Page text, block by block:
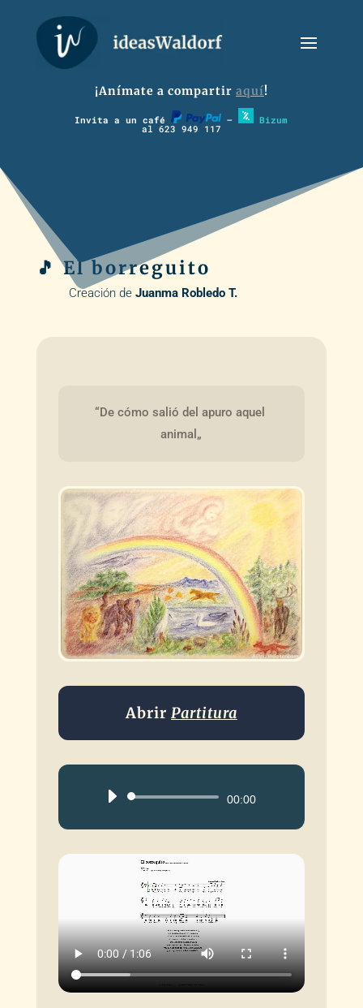
¡Anímate a compartir aquí!
Invita a un café – Bizum
al 623 949 117
🎵 El borreguito
Creación de Juanma Robledo T.
“De cómo salió del apuro aquel
animal„
Abrir Partitura
Reproductor00:00